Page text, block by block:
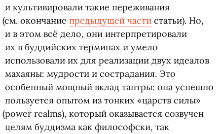
и культивировали такие переживания
(см. окончание предыдущей частистатьи). Но,
и в этом всё дело, они интерпретировали
их в буддийских терминах и умело
использовали их для реализации двух идеалов
махаяны: мудрости и сострадания. Это
особенный мощный вклад тантры: она успешно
пользуется опытом из тонких «царств силы»
(power realms), который оказывается созвучен
целям буддизма как философски, так